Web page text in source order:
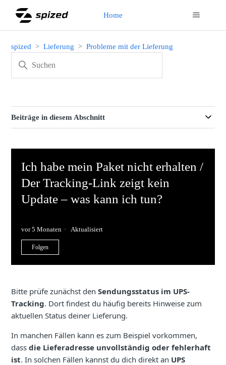
Home
spized Lieferung Probleme mit der Lieferung
Beiträge in diesem Abschnitt
Ich habe mein Paket nicht erhalten /
Der Tracking-Link zeigt kein
Update – was kann ich tun?
vor 5 Monaten Aktualisiert
Folgen
Bitte prüfe zunächst denSendungsstatus im UPS-
Tracking. Dort findest du häufig bereits Hinweise zum
aktuellen Status deiner Lieferung.
In manchen Fällen kann es zum Beispiel vorkommen,
dassdie Lieferadresse unvollständig oder fehlerhaft
ist. In solchen Fällen kannst du dich direkt an UPS